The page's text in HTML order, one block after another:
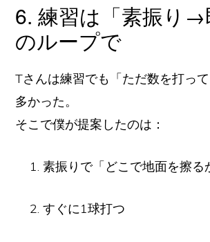
6. 練習は「素振り→
のループで
Tさんは練習でも「ただ数を打っ
多かった。
そこで僕が提案したのは：
素振りで「どこで地面を擦る
すぐに1球打つ